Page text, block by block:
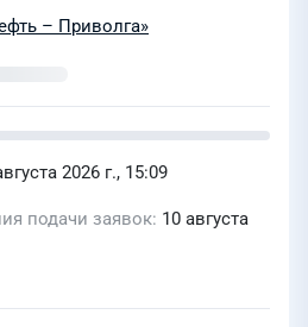
– Приволга»
2026 г., 15:09
подачи заявок 10 августа